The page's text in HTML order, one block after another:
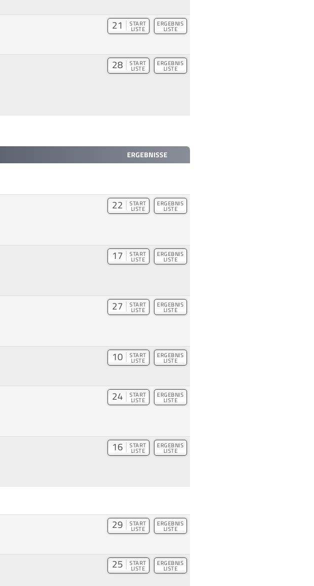
21 START
LISTE
ERGEBNIS
LISTE
28 START
LISTE
ERGEBNIS
LISTE
ERGEBNISSE
22 START
LISTE
ERGEBNIS
LISTE
17 START
LISTE
ERGEBNIS
LISTE
27 START
LISTE
ERGEBNIS
LISTE
10 START
LISTE
ERGEBNIS
LISTE
24 START
LISTE
ERGEBNIS
LISTE
16 START
LISTE
ERGEBNIS
LISTE
29 START
LISTE
ERGEBNIS
LISTE
25 START
LISTE
ERGEBNIS
LISTE